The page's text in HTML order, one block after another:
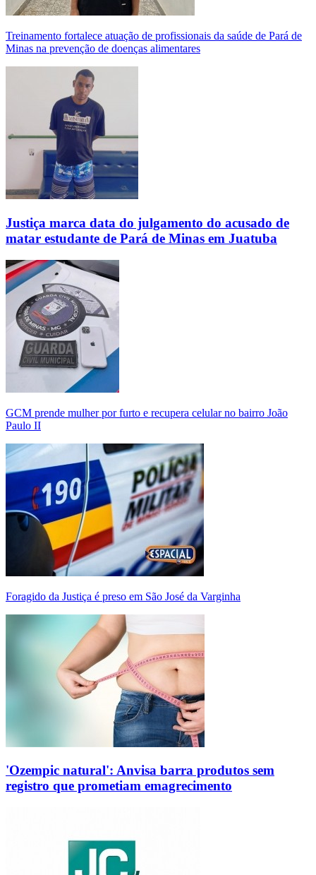
Treinamento fortalece atuação de profissionais da saúde de Pará de
Minas na prevenção de doenças alimentares
Justiça marca data do julgamento do acusado de
matar estudante de Pará de Minas em Juatuba
GCM prende mulher por furto e recupera celular no bairro João
Paulo II
Foragido da Justiça é preso em São José da Varginha
'Ozempic natural': Anvisa barra produtos sem
registro que prometiam emagrecimento